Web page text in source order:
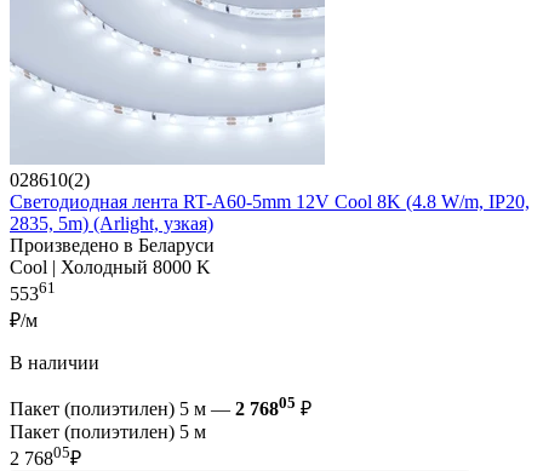
028610(2)
Светодиодная лента RT-A60-5mm 12V Cool 8K (4.8 W/m, IP20,
2835, 5m) (Arlight, узкая)
Произведено в Беларуси
Cool | Холодный 8000 K
55361
₽/м
В наличии
Пакет (полиэтилен) 5 м — 2 76805 ₽
Пакет (полиэтилен) 5 м
2 76805₽